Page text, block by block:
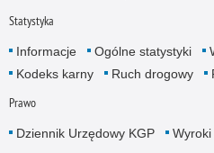
Statystyka
Informacje Ogólne statystyki
Kodeks karny
Ruch drogowy
Prawo
Dziennik Urzędowy KGP